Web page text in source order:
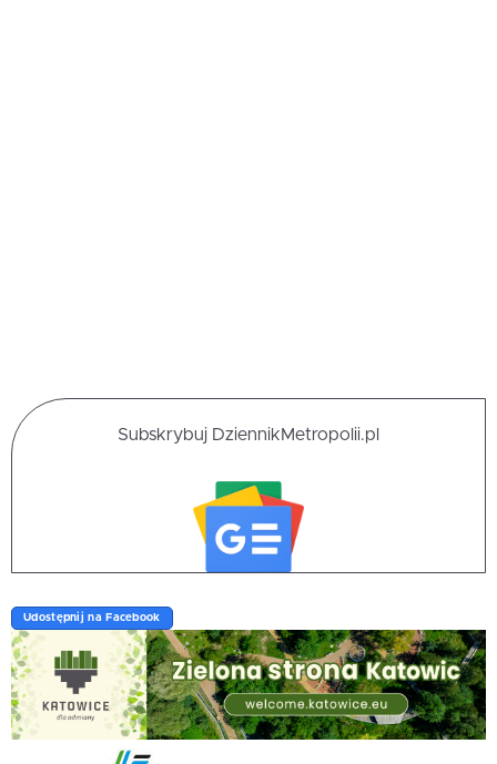
Subskrybuj DziennikMetropolii.pl
Udostępnij na Facebook